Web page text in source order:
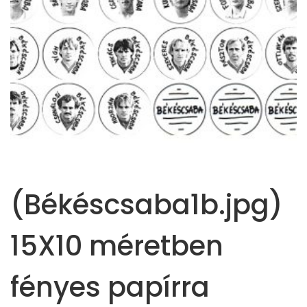
(Békéscsaba1b.jpg)
15X10 méretben
fényes papírra